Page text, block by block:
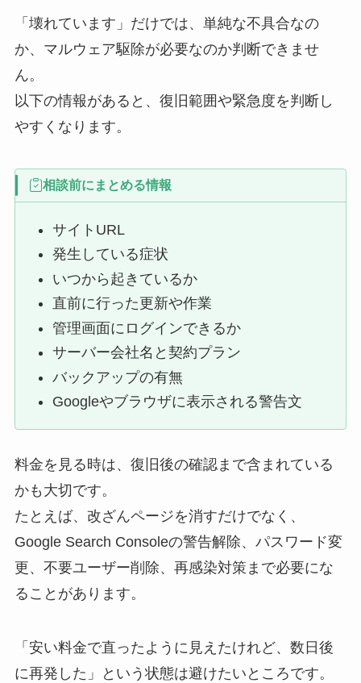
「壊れています」だけでは、単純な不具合なの
か、マルウェア駆除が必要なのか判断できませ
ん。
以下の情報があると、復旧範囲や緊急度を判断し
やすくなります。
相談前にまとめる情報
サイトURL
発生している症状
いつから起きているか
直前に行った更新や作業
管理画面にログインできるか
サーバー会社名と契約プラン
バックアップの有無
Googleやブラウザに表示される警告文
料金を見る時は、復旧後の確認まで含まれている
かも大切です。
たとえば、改ざんページを消すだけでなく、
Google Search Consoleの警告解除、パスワード変
更、不要ユーザー削除、再感染対策まで必要にな
ることがあります。
「安い料金で直ったように見えたけれど、数日後
に再発した」という状態は避けたいところです。